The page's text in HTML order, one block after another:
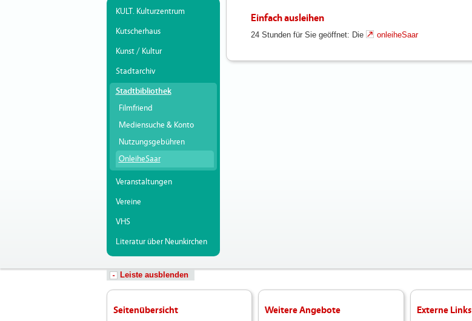
KULT. Kulturzentrum
Kutscherhaus
Kunst / Kultur
Stadtarchiv
Stadtbibliothek
Filmfriend
Mediensuche & Konto
Nutzungsgebühren
OnleiheSaar
Veranstaltungen
Vereine
VHS
Literatur über Neunkirchen
Einfach ausleihen
24 Stunden für Sie geöffnet: Die onleiheSaar
Leiste ausblenden
Seitenübersicht Weitere Angebote Externe Links